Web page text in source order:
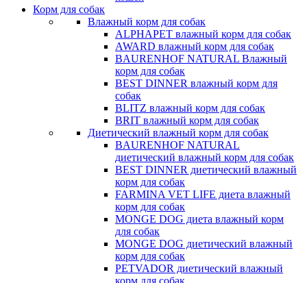
Корм для собак
Влажный корм для собак
ALPHAPET влажный корм для собак
AWARD влажный корм для собак
BAURENHOF NATURAL Влажный
корм для собак
BEST DINNER влажный корм для
собак
BLITZ влажный корм для собак
BRIT влажный корм для собак
Диетический влажный корм для собак
BAURENHOF NATURAL
диетический влажный корм для собак
BEST DINNER диетический влажный
корм для собак
FARMINA VET LIFE диета влажный
корм для собак
MONGE DOG диета влажный корм
для собак
MONGE DOG диетический влажный
корм для собак
PETVADOR диетический влажный
корм для собак